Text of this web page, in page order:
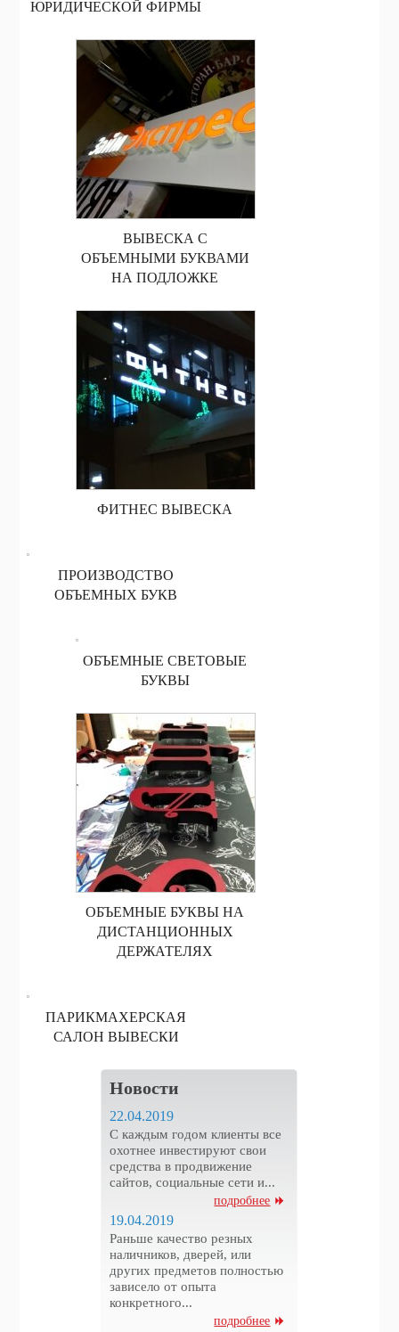
ЮРИДИЧЕСКОЙ ФИРМЫ
ВЫВЕСКА С
ОБЪЕМНЫМИ БУКВАМИ
НА ПОДЛОЖКЕ
ФИТНЕС ВЫВЕСКА
ПРОИЗВОДСТВО
ОБЪЕМНЫХ БУКВ
ОБЪЕМНЫЕ СВЕТОВЫЕ
БУКВЫ
ОБЪЕМНЫЕ БУКВЫ НА
ДИСТАНЦИОННЫХ
ДЕРЖАТЕЛЯХ
ПАРИКМАХЕРСКАЯ
САЛОН ВЫВЕСКИ
Новости
22.04.2019
С каждым годом клиенты все
охотнее инвестируют свои
средства в продвижение
сайтов, социальные сети и...
подробнее
19.04.2019
Раньше качество резных
наличников, дверей, или
других предметов полностью
зависело от опыта
конкретного...
подробнее